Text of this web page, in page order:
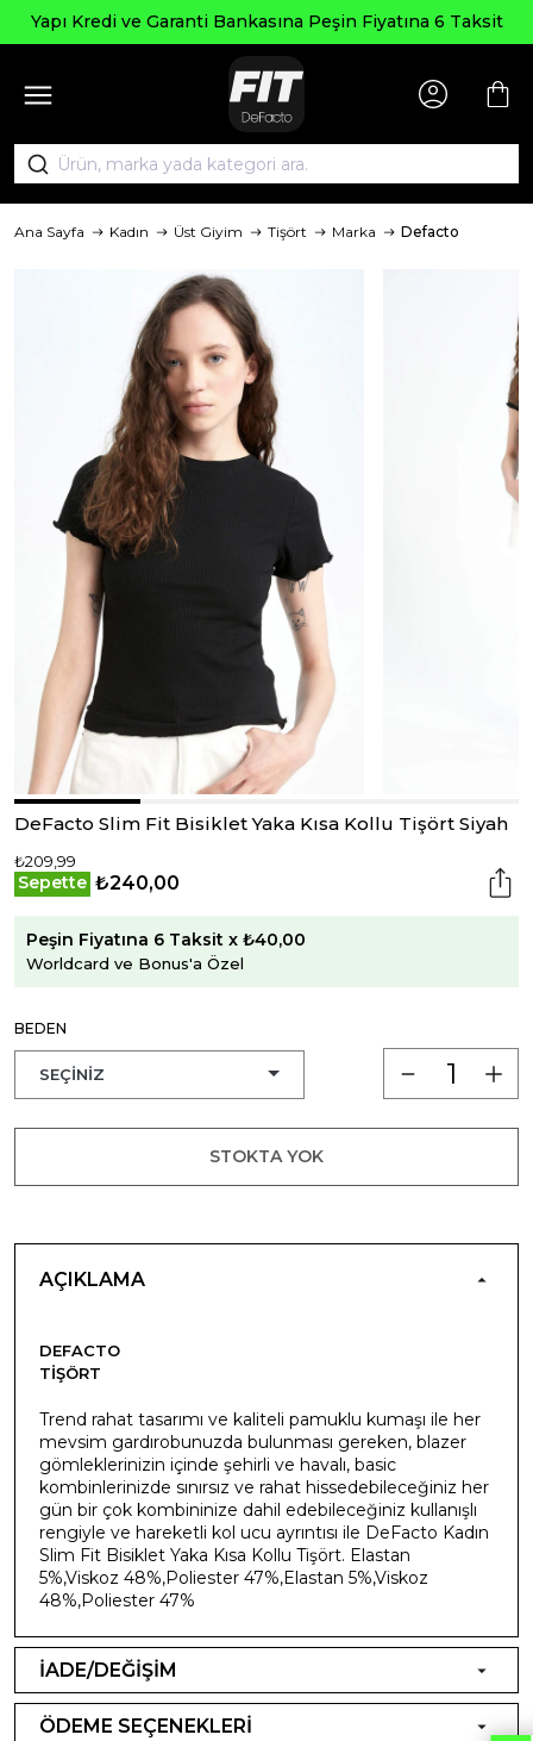
Yapı Kredi ve Garanti Bankasına Peşin Fiyatına 6 Taksit
Ana Sayfa Kadın Üst Giyim Tişört Marka Defacto
DeFacto Slim Fit Bisiklet Yaka Kısa Kollu Tişört Siyah
₺209,99
Sepette ₺240,00
Peşin Fiyatına 6 Taksit x ₺40,00
Worldcard ve Bonus'a Özel
BEDEN
STOKTA YOK
AÇIKLAMA
DEFACTO
TIŞÖRT
Trend rahat tasarımı ve kaliteli pamuklu kumaşı ile her
mevsim gardırobunuzda bulunması gereken, blazer
gömleklerinizin içinde şehirli ve havalı, basic
kombinlerinizde sınırsız ve rahat hissedebileceğiniz her
gün bir çok kombininize dahil edebileceğiniz kullanışlı
rengiyle ve hareketli kol ucu ayrıntısı ile DeFacto Kadın
Slim Fit Bisiklet Yaka Kısa Kollu Tişört. Elastan
5%,Viskoz 48%,Poliester 47%,Elastan 5%,Viskoz
48%,Poliester 47%
İADE/DEĞİŞİM
ÖDEME SEÇENEKLERİ